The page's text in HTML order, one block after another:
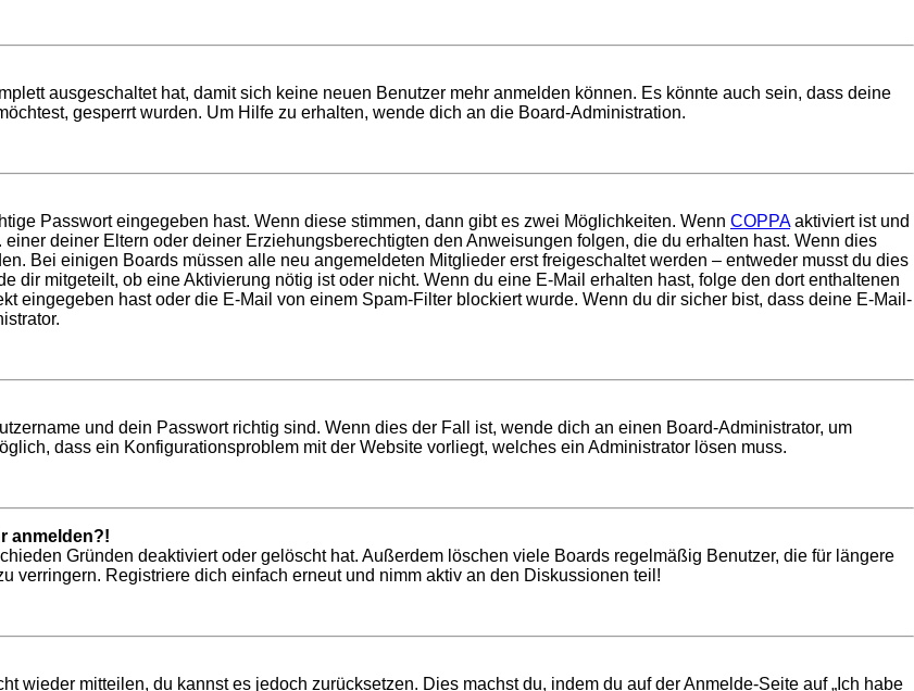
ausgeschaltet hat, damit sich keine neuen Benutzer mehr anmelden können. Es könnte auch sein, dass deine
gesperrt wurden. Um Hilfe zu erhalten, wende dich an die Board-Administration.
Passwort eingegeben hast. Wenn diese stimmen, dann gibt es zwei Möglichkeiten. Wenn COPPAaktiviert ist und
deiner Eltern oder deiner Erziehungsberechtigten den Anweisungen folgen, die du erhalten hast. Wenn dies
Bei einigen Boards müssen alle neu angemeldeten Mitglieder erst freigeschaltet werden – entweder musst du dies
dir mitgeteilt, ob eine Aktivierung nötig ist oder nicht. Wenn du eine E-Mail erhalten hast, folge den dort enthaltenen
eingegeben hast oder die E-Mail von einem Spam-Filter blockiert wurde. Wenn du dir sicher bist, dass deine E-Mail-
und dein Passwort richtig sind. Wenn dies der Fall ist, wende dich an einen Board-Administrator, um
dass ein Konfigurationsproblem mit der Website vorliegt, welches ein Administrator lösen muss.
anmelden?!
Gründen deaktiviert oder gelöscht hat. Außerdem löschen viele Boards regelmäßig Benutzer, die für längere
verringern. Registriere dich einfach erneut und nimm aktiv an den Diskussionen teil!
wieder mitteilen, du kannst es jedoch zurücksetzen. Dies machst du, indem du auf der Anmelde-Seite auf „Ich habe